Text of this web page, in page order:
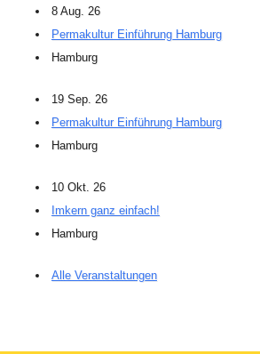
8 Aug. 26
Permakultur Einführung Hamburg
Hamburg
19 Sep. 26
Permakultur Einführung Hamburg
Hamburg
10 Okt. 26
Imkern ganz einfach!
Hamburg
Alle Veranstaltungen